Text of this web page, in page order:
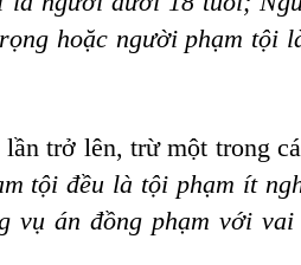
hoặc người phạm tội
trở lên, trừ một trong
tội đều là tội phạm ít
vụ án đồng phạm với